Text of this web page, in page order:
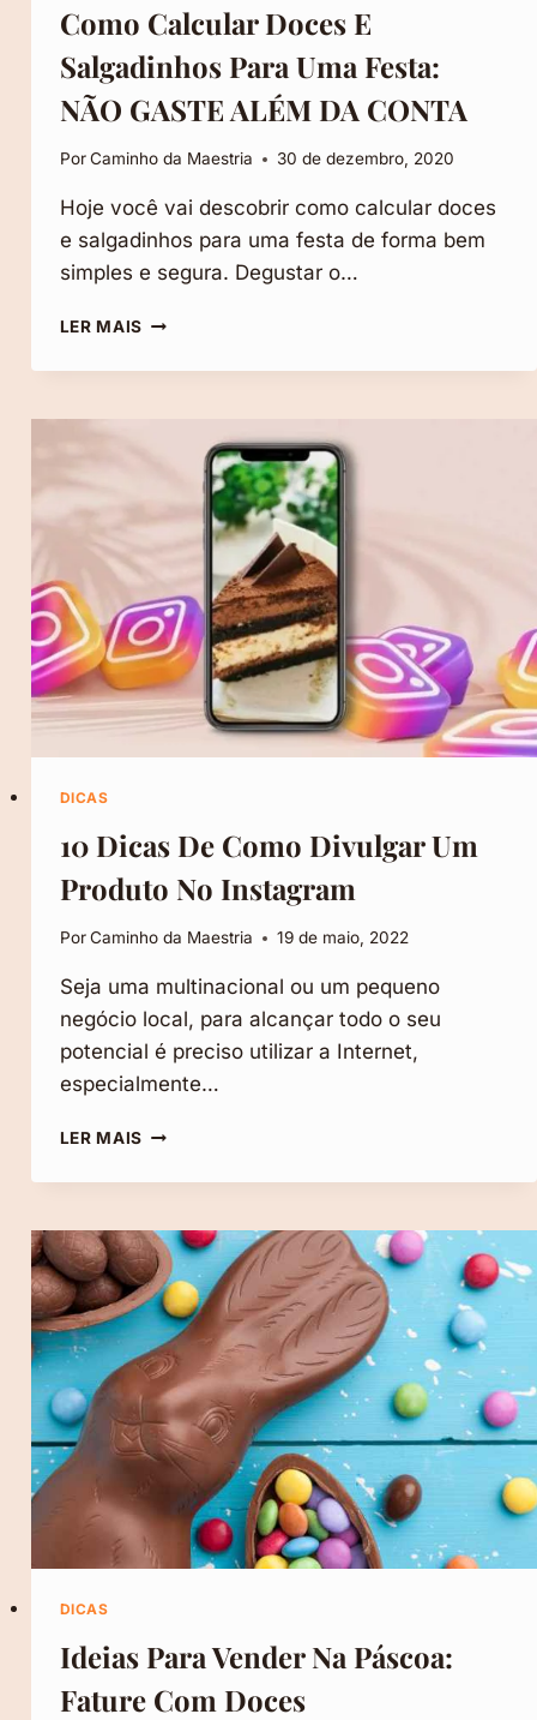
Como Calcular Doces E
Salgadinhos Para Uma Festa:
NÃO GASTE ALÉM DA CONTA
Por Caminho da Maestria 30 de dezembro, 2020
Hoje você vai descobrir como calcular doces
e salgadinhos para uma festa de forma bem
simples e segura. Degustar o…
LER MAISCOMO
DOCES
FESTA:
NÃO
DA
CONTA
DICAS
10 Dicas De Como Divulgar Um
Produto No Instagram
Por Caminho da Maestria 19 de maio, 2022
Seja uma multinacional ou um pequeno
negócio local, para alcançar todo o seu
potencial é preciso utilizar a Internet,
especialmente…
LER MAIS10
DE
DIVULGAR
UM
PRODUTO
NO
INSTAGRAM
DICAS
Ideias Para Vender Na Páscoa:
Fature Com Doces